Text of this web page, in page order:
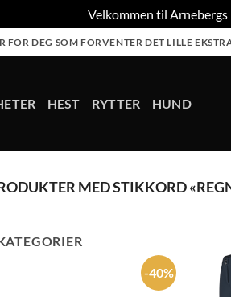
Velkommen til
FOR DEG SOM FORVENTER DET LILLE
HEST RYTTER HUND
MED STIKKORD
-40%